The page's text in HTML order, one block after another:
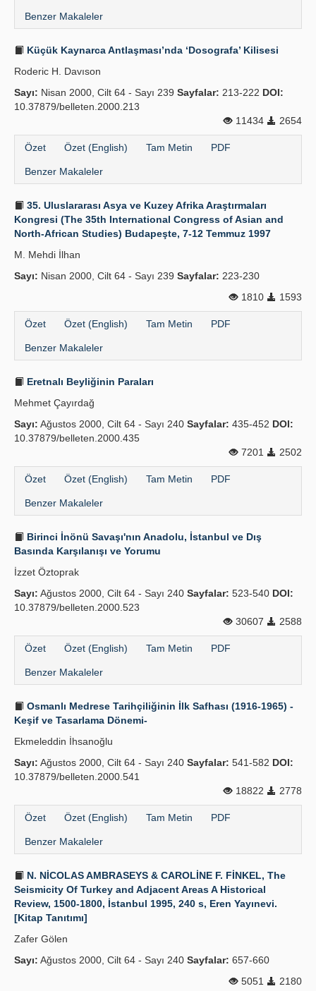
Benzer Makaleler
Küçük Kaynarca Antlaşması’nda ‘Dosografa’ Kilisesi
Roderic H. Davıson
Sayı: Nisan 2000, Cilt 64 - Sayı 239 Sayfalar: 213-222 DOI:
10.37879/belleten.2000.213
11434
2654
Özet Özet (English) Tam Metin PDF
Benzer Makaleler
35. Uluslararası Asya ve Kuzey Afrika Araştırmaları
Kongresi (The 35th International Congress of Asian and
North-African Studies) Budapeşte, 7-12 Temmuz 1997
M. Mehdi İlhan
Sayı: Nisan 2000, Cilt 64 - Sayı 239 Sayfalar: 223-230
1810
1593
Özet Özet (English) Tam Metin PDF
Benzer Makaleler
Eretnalı Beyliğinin Paraları
Mehmet Çayırdağ
Sayı: Ağustos 2000, Cilt 64 - Sayı 240 Sayfalar: 435-452 DOI:
10.37879/belleten.2000.435
7201
2502
Özet Özet (English) Tam Metin PDF
Benzer Makaleler
Birinci İnönü Savaşı'nın Anadolu, İstanbul ve Dış
Basında Karşılanışı ve Yorumu
İzzet Öztoprak
Sayı: Ağustos 2000, Cilt 64 - Sayı 240 Sayfalar: 523-540 DOI:
10.37879/belleten.2000.523
30607
2588
Özet Özet (English) Tam Metin PDF
Benzer Makaleler
Osmanlı Medrese Tarihçiliğinin İlk Safhası (1916-1965) -
Keşif ve Tasarlama Dönemi-
Ekmeleddin İhsanoğlu
Sayı: Ağustos 2000, Cilt 64 - Sayı 240 Sayfalar: 541-582 DOI:
10.37879/belleten.2000.541
18822
2778
Özet Özet (English) Tam Metin PDF
Benzer Makaleler
N. NİCOLAS AMBRASEYS & CAROLİNE F. FİNKEL, The
Seismicity Of Turkey and Adjacent Areas A Historical
Review, 1500-1800, İstanbul 1995, 240 s, Eren Yayınevi.
[Kitap Tanıtımı]
Zafer Gölen
Sayı: Ağustos 2000, Cilt 64 - Sayı 240 Sayfalar: 657-660
5051
2180